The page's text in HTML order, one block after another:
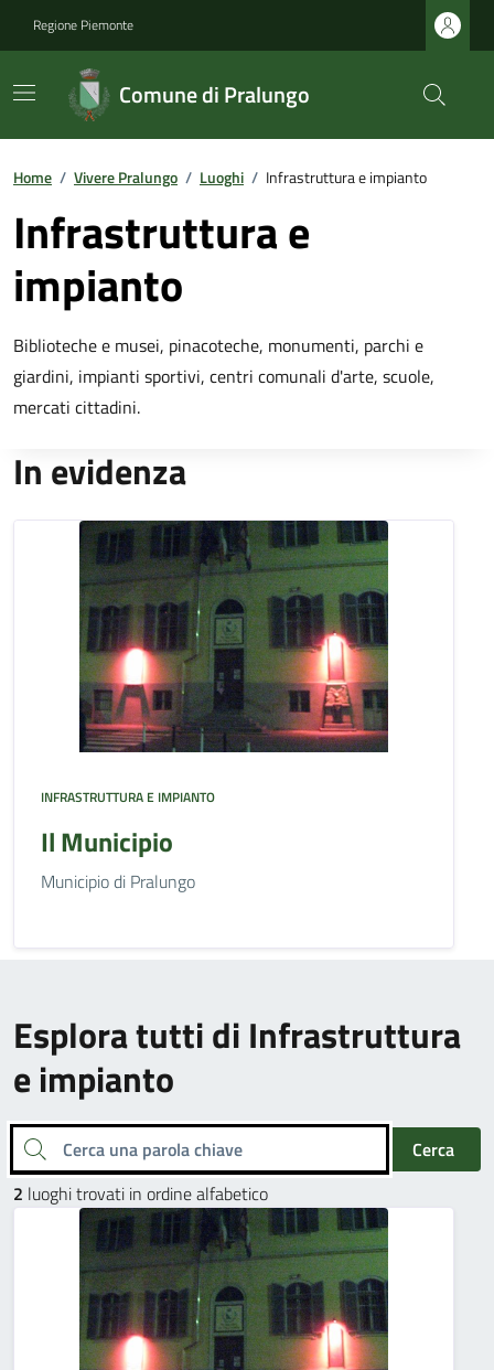
Regione Piemonte
Comune di Pralungo
Home / Vivere Pralungo / Luoghi / Infrastruttura e impianto
Infrastruttura e
impianto
Biblioteche e musei, pinacoteche, monumenti, parchi e
giardini, impianti sportivi, centri comunali d'arte, scuole,
mercati cittadini.
In evidenza
INFRASTRUTTURA E IMPIANTO
Il Municipio
Municipio di Pralungo
Esplora tutti di Infrastruttura
e impianto
Cerca una parola chiave
Cerca
2 luoghi trovati in ordine alfabetico